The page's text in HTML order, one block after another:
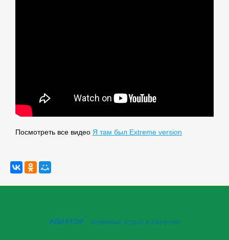
Посмотреть все видео Я там был Extreme version
АВИАТОР - активный отдых в Карелии